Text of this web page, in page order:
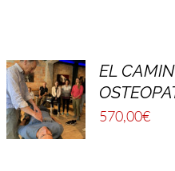
EL
570,00€